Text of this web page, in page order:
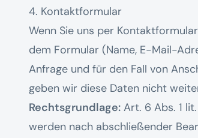
4. Kontaktformular
Wenn Sie uns per
dem Formular (Name, E-Mail-
Anfrage und für den Fall von
geben wir diese Daten nicht
Rechtsgrundlage: Art. 6 Abs. 1
werden nach abschließender